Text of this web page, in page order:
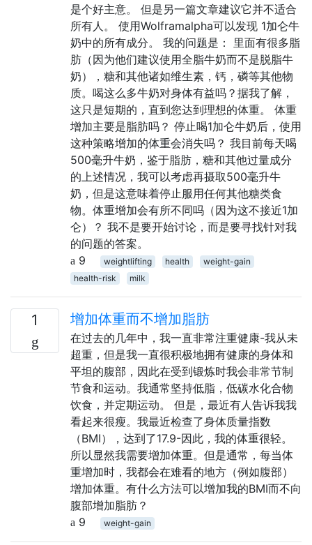
是个好主意。 但是另一篇文章建议它并不适合
所有人。 使用Wolframalpha可以发现 1加仑牛
奶中的所有成分。 我的问题是： 里面有很多脂
肪（因为他们建议使用全脂牛奶而不是脱脂牛
奶），糖和其他诸如维生素，钙，磷等其他物
质。喝这么多牛奶对身体有益吗？据我了解，
这只是短期的，直到您达到理想的体重。 体重
增加主要是脂肪吗？ 停止喝1加仑牛奶后，使用
这种策略增加的体重会消失吗？ 我目前每天喝
500毫升牛奶，鉴于脂肪，糖和其他过量成分
的上述情况，我可以考虑再摄取500毫升牛
奶，但是这意味着停止服用任何其他糖类食
物。体重增加会有所不同吗（因为这不接近1加
仑）？ 我不是要开始讨论，而是要寻找针对我
的问题的答案。
9
weightlifting health
weight-gain
health-risk
milk
1 增加体重而不增加脂肪
在过去的几年中，我一直非常注重健康-我从未
超重，但是我一直很积极地拥有健康的身体和
平坦的腹部，因此在受到锻炼时我会非常节制
节食和运动。我通常坚持低脂，低碳水化合物
饮食，并定期运动。 但是，最近有人告诉我我
看起来很瘦。我最近检查了身体质量指数
（BMI），达到了17.9-因此，我的体重很轻。
所以显然我需要增加体重。但是通常，每当体
重增加时，我都会在难看的地方（例如腹部）
增加体重。有什么方法可以增加我的BMI而不向
腹部增加脂肪？
9
weight-gain